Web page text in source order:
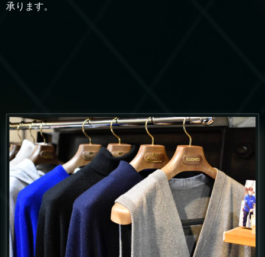
承ります。